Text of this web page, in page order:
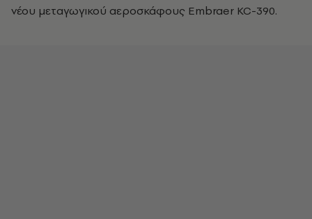
νέου μεταγωγικού αεροσκάφους Embraer KC-390.